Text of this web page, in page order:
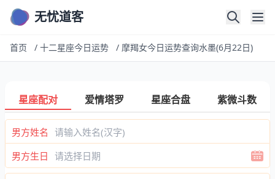
无忧道客
首页 / 十二星座今日运势 / 摩羯女今日运势查询水墨(6月22日)
星座配对 爱情塔罗 星座合盘 紫微斗数
男方姓名
男方生日